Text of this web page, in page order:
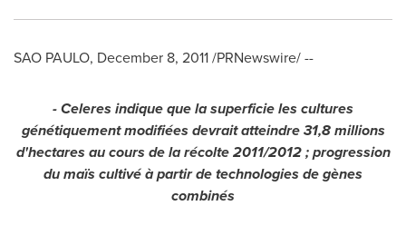
SAO PAULO, December 8, 2011/PRNewswire/ --
- Celeres indique que la superficie les cultures
génétiquement modifiées devrait atteindre 31,8 millions
d'hectares au cours de la récolte 2011/2012; progression
du maïs cultivé à partir de technologies de gènes
combinés